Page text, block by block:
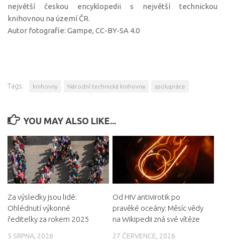
největší českou encyklopedii s největší technickou
knihovnou na území ČR.
Autor fotografie: Gampe, CC-BY-SA 4.0
Tags: knihovny Národní technická knihovna spolupráce
YOU MAY ALSO LIKE...
Za výsledky jsou lidé:
Ohlédnutí výkonné
ředitelky za rokem 2025
5 SRPNA, 2026
Od HIV antivirotik po
pravěké oceány: Měsíc vědy
na Wikipedii zná své vítěze
27 ČERVENCE, 2026